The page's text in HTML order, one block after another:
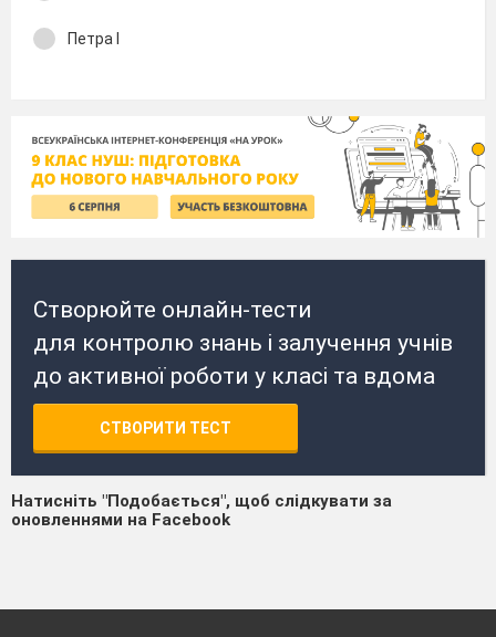
Петра І
Створюйте онлайн-тести
для контролю знань і залучення учнів
до активної роботи у класі та вдома
СТВОРИТИ ТЕСТ
Натисніть "Подобається", щоб слідкувати за
оновленнями на Facebook